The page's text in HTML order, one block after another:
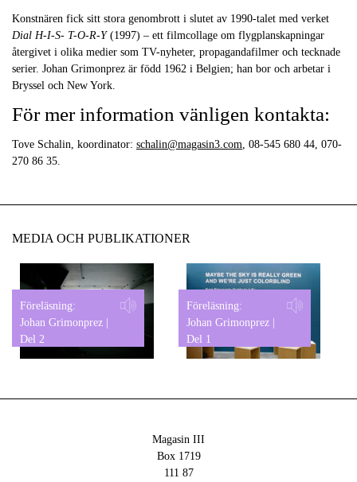
Konstnären fick sitt stora genombrott i slutet av 1990-talet med verket
Dial H-I-S- T-O-R-Y(1997) – ett filmcollage om flygplanskapningar
återgivet i olika medier som TV-nyheter, propagandafilmer och tecknade
serier. Johan Grimonprez är född 1962 i Belgien; han bor och arbetar i
Bryssel och New York.
För mer information vänligen kontakta:
Tove Schalin, koordinator: schalin@magasin3.com , 08-545 680 44, 070-
270 86 35.
MEDIA OCH PUBLIKATIONER
Föreläsning:
Johan Grimonprez |
Del 2
Föreläsning:
Johan Grimonprez |
Del 1
Magasin III
Box 1719
111 87